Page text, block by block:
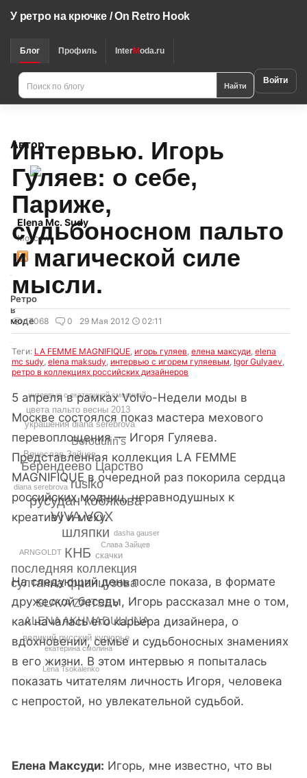
У ретро на крючке / On Retro Hook
Блог Профиль InterModa.ru
Найти Войти
Автор
Elena Mc. Sudy
Moscow
Ретро
в
моде
шляпки
VIVA VOX
КНБ
русудан кобякова
rusiko
последняя коллекция
султанна французова
Берендеево Царство
SLAVA ZAITSEV
ALENA AKHMADULLINA
Borodulin's
Вячеслав Зайцев
скачки
украшения diana serebrova
великий русский курюрье
цвета пальто весны 2013
ARNGOLDT
екатерина смолина
Слава Зайцев
dasha gauser
интервью с екатериной смолиной
Lena Tsokalenko
diana serebrova
Интервью. Игорь
Гуляев: о себе,
Париже,
судьбоносном пальто
и магической силе
мысли.
17068 0 29 Мая 2012 02:11
Теги: LA FEMME MAGNIFIQUE, игорь гуляев,елена максуди,elena
mc sudy,elena maksudy, интервью с игорем гуляевым, Igor Gulyaev,
ретро в коллекциях российских дизайнеров
5 апреля в рамках Volvo-Недели моды в
Москве состоялся показ мастера мехового
перевоплощения — Игоря Гуляева.
Представленная коллекция LA FEMME
MAGNIFIQUE в очередной раз покорила сердца
российских модниц, неравнодушных к
креативу и меху.
На следующий день после показа, в формате
дружеской беседы, Игорь рассказал мне о том,
как началась его карьера дизайнера, о
вдохновении, семье и судьбоносных знамениях
в его жизни. В этом интервью я попыталась
показать читателям личность Игоря, человека
с непростой, но увлекательной судьбой.
Елена Максуди: Игорь, мне известно, что вы